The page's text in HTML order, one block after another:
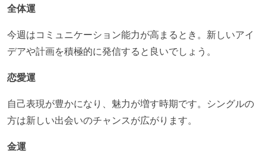
全体運
今週はコミュニケーション能力が高まるとき。新しいアイ
デアや計画を積極的に発信すると良いでしょう。​
恋愛運
自己表現が豊かになり、魅力が増す時期です。シングルの
方は新しい出会いのチャンスが広がります。
金運